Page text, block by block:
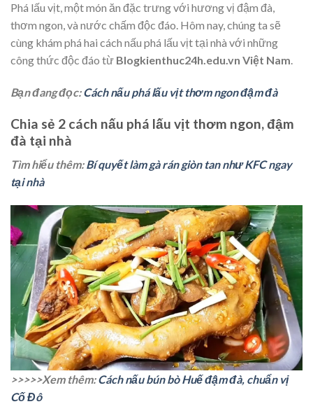
Phá lấu vịt, một món ăn đặc trưng với hương vị đậm đà,
thơm ngon, và nước chấm độc đáo. Hôm nay, chúng ta sẽ
cùng khám phá hai cách nấu phá lấu vịt tại nhà với những
công thức độc đáo từ Blogkienthuc24h.edu.vn Việt Nam.
Bạn đang đọc:Cách nấu phá lấu vịt thơm ngon đậm đà
Chia sẻ 2 cách nấu phá lấu vịt thơm ngon, đậm
đà tại nhà
Tìm hiểu thêm:Bí quyết làm gà rán giòn tan như KFC ngay
tại nhà
>>>>>Xem thêm:Cách nấu bún bò Huế đậm đà, chuẩn vị
Cố Đô